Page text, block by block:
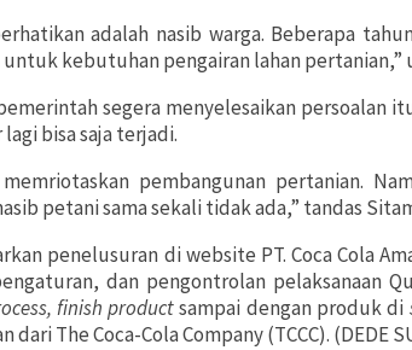
adalah nasib warga. Beberapa
kebutuhan pengairan lahan pertanian,”
segera menyelesaikan persoalan
bisa saja terjadi.
pembangunan pertanian.
petani sama sekali tidak ada,” tandas
penelusuran di website PT. Coca Cola
dan pengontrolan pelaksanaan
finish productsampai dengan produk di
The Coca-Cola Company (TCCC). (DEDE